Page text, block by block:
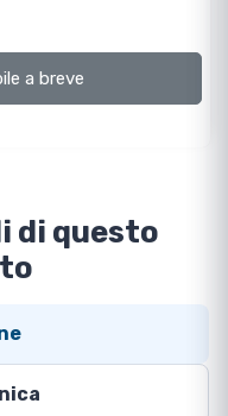
a breve
di questo